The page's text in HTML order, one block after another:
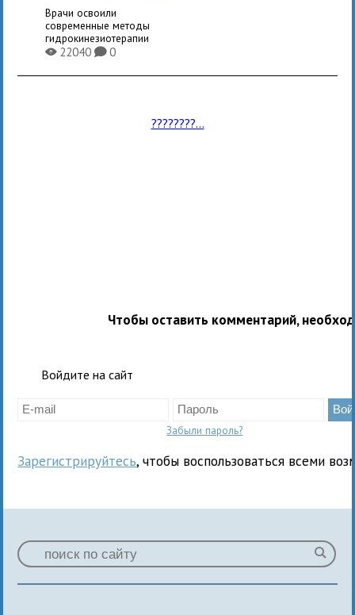
Врачи освоили
современные методы
гидрокинезиотерапии
X22040K0
????????...
Чтобы оставить комментарий,
Войдите на сайт
Забыли пароль?
Зарегистрируйтесь, чтобы воспользоваться всеми